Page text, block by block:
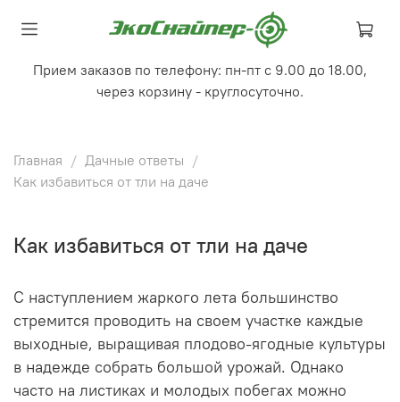
Прием заказов по телефону: пн-пт с 9.00 до 18.00,
через корзину - круглосуточно.
Главная
Дачные ответы
Как избавиться от тли на даче
Как избавиться от тли на даче
С наступлением жаркого лета большинство
стремится проводить на своем участке каждые
выходные, выращивая плодово-ягодные культуры
в надежде собрать большой урожай. Однако
часто на листиках и молодых побегах можно